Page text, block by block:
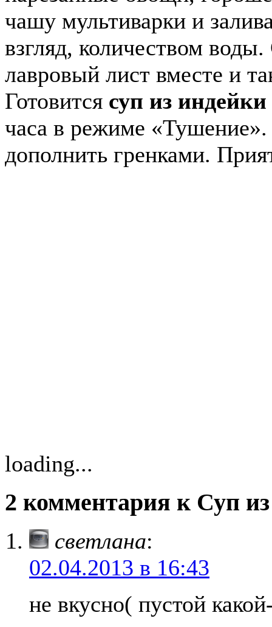
чашу мультиварки и
взгляд, количеством
лавровый лист вместе и
Готовится суп из
часа в режиме
дополнить гренками.
loading...
2 комментария к Суп
светлана:
02.04.2013 в 16:43
не вкусно( пустой